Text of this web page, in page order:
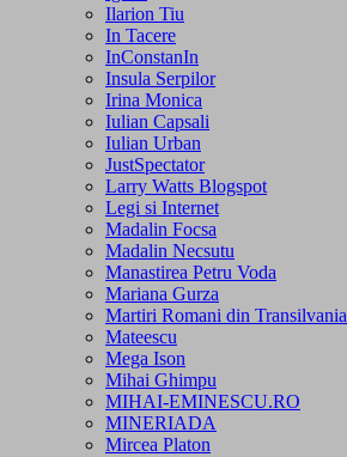
Ilarion Tiu
In Tacere
InConstanIn
Insula Serpilor
Irina Monica
Iulian Capsali
Iulian Urban
JustSpectator
Larry Watts Blogspot
Legi si Internet
Madalin Focsa
Madalin Necsutu
Manastirea Petru Voda
Mariana Gurza
Martiri Romani din Transilvania
Mateescu
Mega Ison
Mihai Ghimpu
MIHAI-EMINESCU.RO
MINERIADA
Mircea Platon